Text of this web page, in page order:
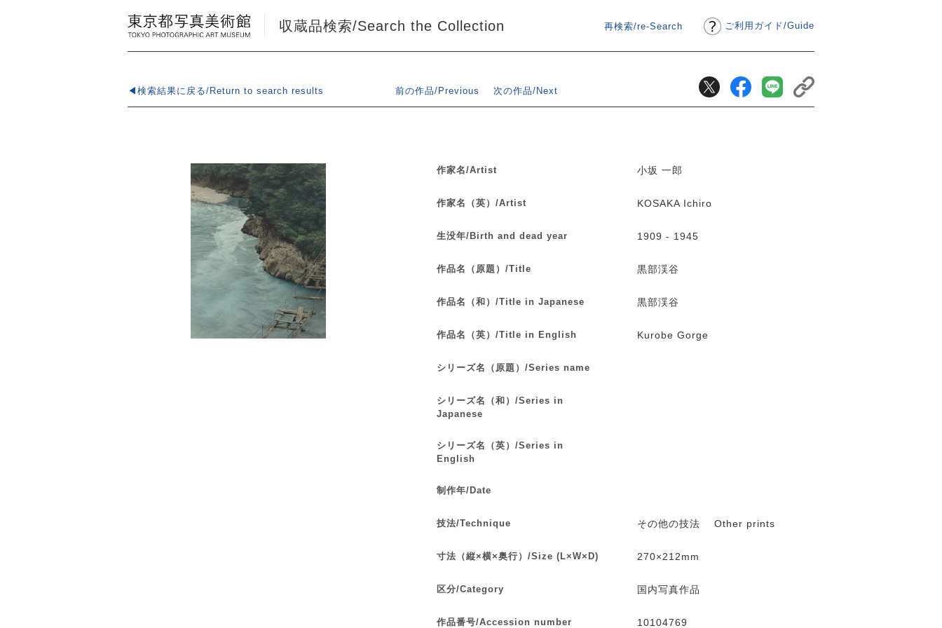
ご利用ガイド/Guide
収蔵品検索/Search the Collection 再検索/re-Search
◀検索結果に戻る/Return to search results 前の作品/Previous 次の作品/Next
作家名/Artist 小坂 一郎
作家名（英）/Artist KOSAKA Ichiro
生没年/Birth and dead year 1909 - 1945
作品名（原題）/Title 黒部渓谷
作品名（和）/Title in Japanese 黒部渓谷
作品名（英）/Title in English Kurobe Gorge
シリーズ名（原題）/Series name
シリーズ名（和）/Series in
Japanese
シリーズ名（英）/Series in
English
制作年/Date
技法/Technique その他の技法 Other prints
寸法（縦×横×奥行）/Size (L×W×D) 270×212mm
区分/Category 国内写真作品
作品番号/Accession number 10104769